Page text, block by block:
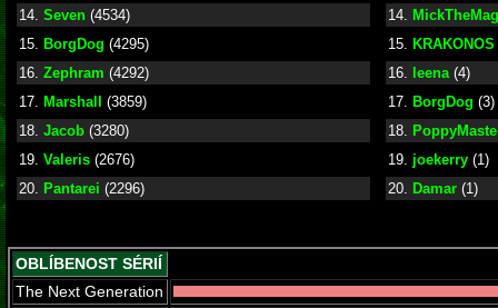
14. Seven (4534)
15.
BorgDog (4295)
16. Zephram (4292)
17.
Marshall
(3859)
18. Jacob (3280)
19. Valeris (2676)
20.
Pantarei (2296)
14.
15.
KRAKONOS
16.
leena (4)
17.
BorgDog (3)
18.
19. joekerry (1)
20.
Damar (1)
OBLÍBENOST SÉRIÍ
The Next Generation